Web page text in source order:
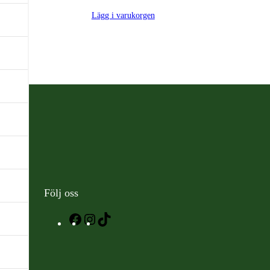
Lägg i varukorgen
Följ oss
Facebook
Instagram